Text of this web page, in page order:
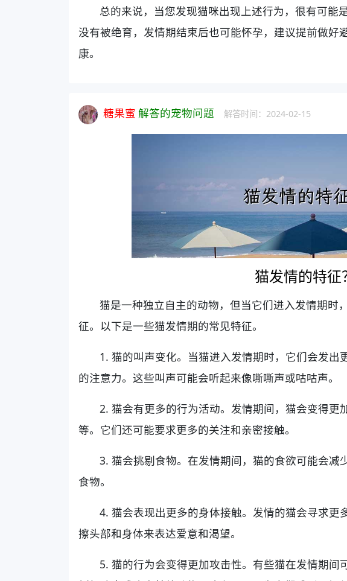
总的来说，当您发现猫咪出现上述行为，很有可能
没有被绝育，发情期结束后也可能怀孕，建议提前做好
康。
糖果蜜 解答的宠物问题 解答时间：2024-02-15
猫发情的特征
猫是一种独立自主的动物，但当它们进入发情期时
征。以下是一些猫发情期的常见特征。
1. 猫的叫声变化。当猫进入发情期时，它们会发出
的注意力。这些叫声可能会听起来像嘶嘶声或咕咕声。
2. 猫会有更多的行为活动。发情期间，猫会变得更
等。它们还可能要求更多的关注和亲密接触。
3. 猫会挑剔食物。在发情期间，猫的食欲可能会减
食物。
4. 猫会表现出更多的身体接触。发情的猫会寻求更
擦头部和身体来表达爱意和渴望。
5. 猫的行为会变得更加攻击性。有些猫在发情期间